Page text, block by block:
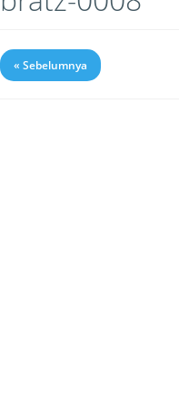
« Sebelumnya